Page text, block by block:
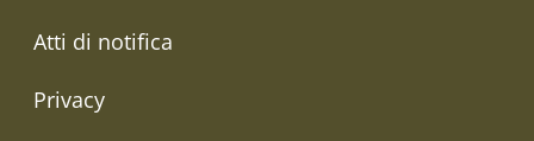
Atti di notifica
Privacy